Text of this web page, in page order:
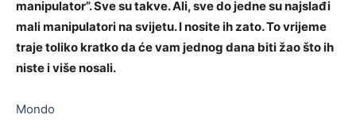
manipulator”. Sve su takve. Ali, sve do jedne su najslađi
mali manipulatori na svijetu. I nosite ih zato. To vrijeme
traje toliko kratko da će vam jednog dana biti žao što ih
niste i više nosali.
Mondo